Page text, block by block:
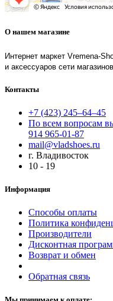
О нашем магазине
Интернет маркет Vremena-
и аксессуаров сети
Контакты
+7 (423) 245–64–45
По всем вопросам
914 965-01-87
mail@vladshoes.ru
г. Владивосток
10 - 19
Информация
Способы оплаты
Политика
Производители
Дисконтная
Возврат и обмен
Обратная связь